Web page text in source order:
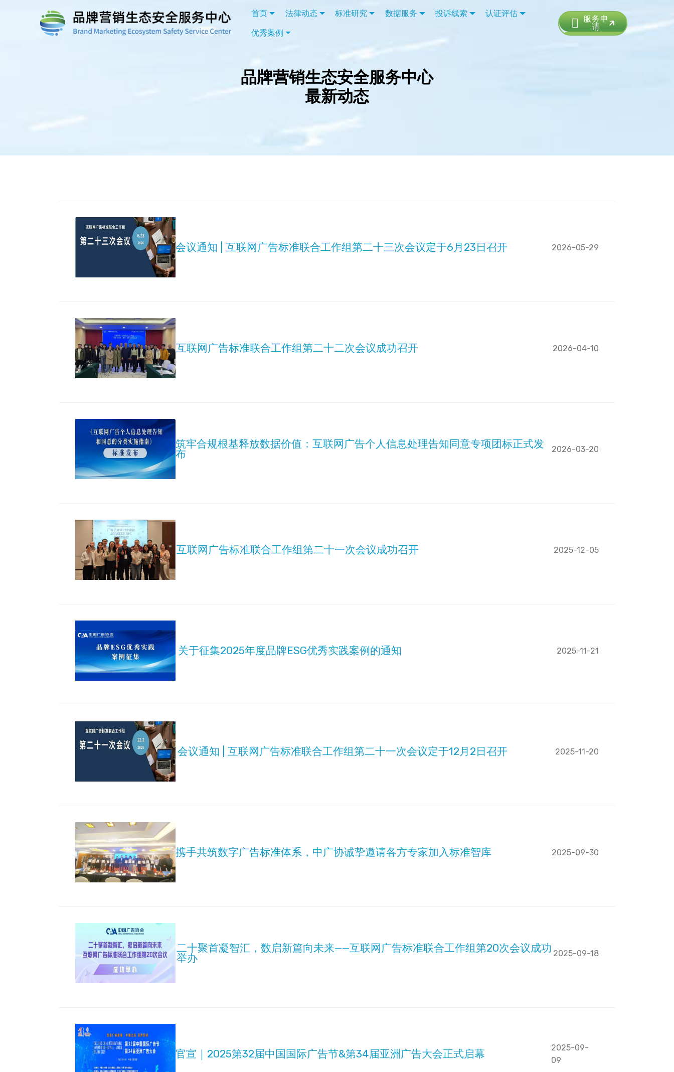
首页 法律动态 标准研究 数据服务 投诉线索 认证评估
优秀案例
服务申
请
品牌营销生态安全服务中心
最新动态
会议通知 | 互联网广告标准联合工作组第二十三次会议定于6月23日召开 2026-05-29
互联网广告标准联合工作组第二十二次会议成功召开 2026-04-10
筑牢合规根基释放数据价值：互联网广告个人信息处理告知同意专项团标正式发
布
2026-03-20
互联网广告标准联合工作组第二十一次会议成功召开 2025-12-05
关于征集2025年度品牌ESG优秀实践案例的通知 2025-11-21
会议通知 | 互联网广告标准联合工作组第二十一次会议定于12月2日召开 2025-11-20
携手共筑数字广告标准体系，中广协诚挚邀请各方专家加入标准智库 2025-09-30
二十聚首凝智汇，数启新篇向未来——互联网广告标准联合工作组第20次会议成功
举办
2025-09-18
官宣｜2025第32届中国国际广告节&第34届亚洲广告大会正式启幕
2025-09-
09